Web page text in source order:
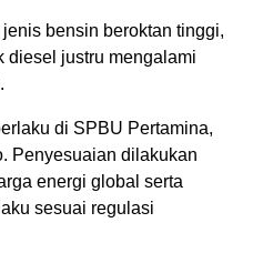
bensin beroktan tinggi,
diesel justru mengalami
di SPBU Pertamina,
Penyesuaian dilakukan
energi global serta
sesuai regulasi